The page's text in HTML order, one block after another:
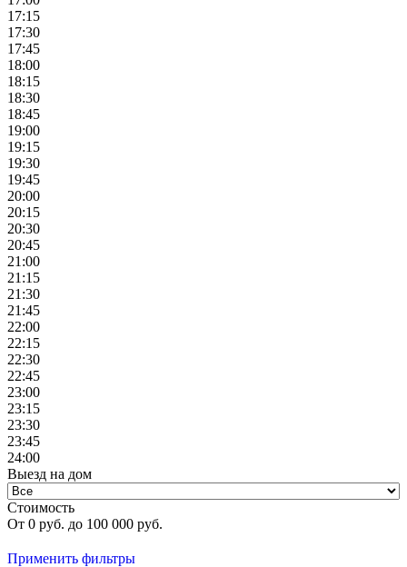
17:15
17:30
17:45
18:00
18:15
18:30
18:45
19:00
19:15
19:30
19:45
20:00
20:15
20:30
20:45
21:00
21:15
21:30
21:45
22:00
22:15
22:30
22:45
23:00
23:15
23:30
23:45
24:00
Выезд на дом
Стоимость
От 0 руб. до 100 000 руб.
Применить фильтры